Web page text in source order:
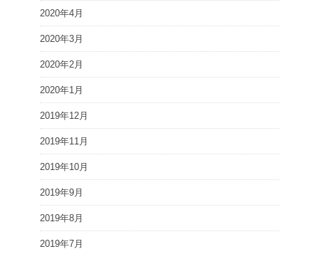
2020年4月
2020年3月
2020年2月
2020年1月
2019年12月
2019年11月
2019年10月
2019年9月
2019年8月
2019年7月